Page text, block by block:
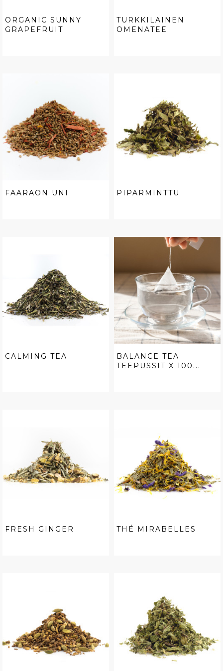
ORGANIC SUNNY
GRAPEFRUIT
TURKKILAINEN
OMENATEE
FAARAON UNI PIPARMINTTU
CALMING TEA
BALANCE TEA
TEEPUSSIT X 100...
FRESH GINGER THÉ MIRABELLES